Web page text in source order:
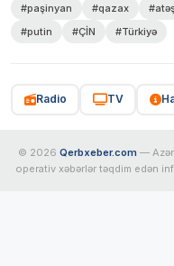
#paşinyan #qazax
#putin
#ÇİN #Türkiyə
Radio TV
© 2026 Qerbxeber.com —
operativ xəbərlər təqdim edən